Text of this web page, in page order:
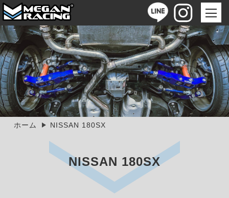
ホーム NISSAN 180SX
NISSAN 180SX